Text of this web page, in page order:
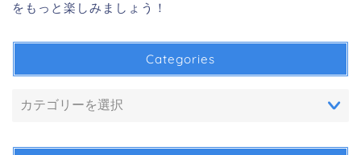
をもっと楽しみましょう！
Categories